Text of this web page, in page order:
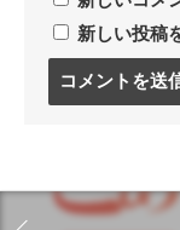
新しい投稿